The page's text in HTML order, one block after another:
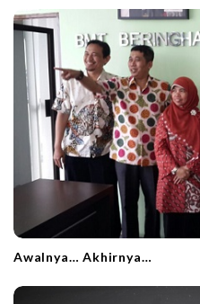
Awalnya… Akhirnya…